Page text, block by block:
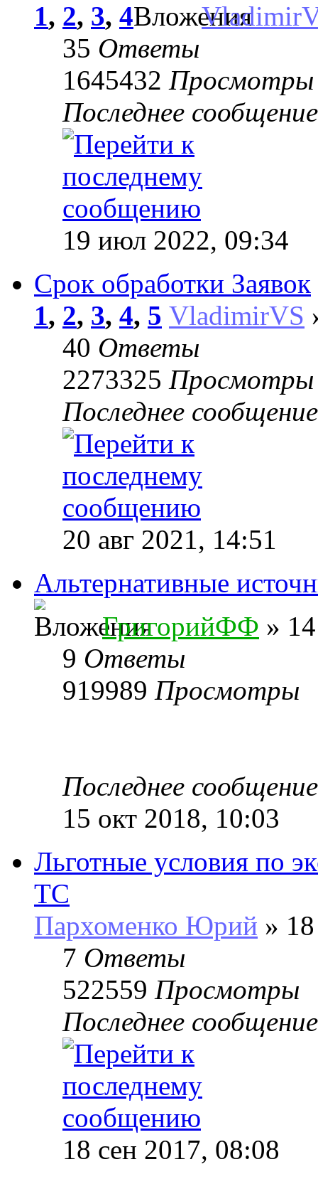
1, 2, 3, 4
35 Ответы
1645432 Просмотры
Последнее
19 июл 2022, 09:34
Срок обработки Заявок
1, 2, 3, 4, 5 VladimirVS
40 Ответы
2273325 Просмотры
Последнее
20 авг 2021, 14:51
Альтернативные
ГригорийФФ »
9 Ответы
919989 Просмотры
Последнее
15 окт 2018, 10:03
Льготные условия по
ТС
Пархоменко Юрий »
7 Ответы
522559 Просмотры
Последнее
18 сен 2017, 08:08